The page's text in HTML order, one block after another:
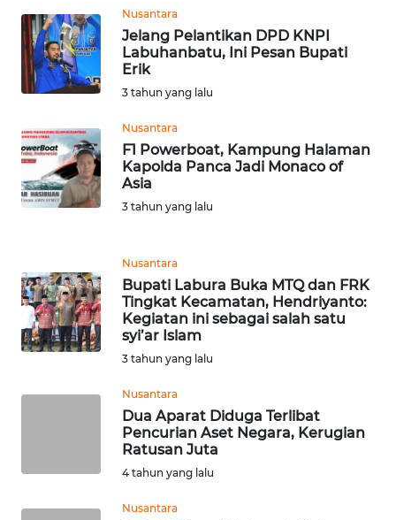
Nusantara
Jelang Pelantikan DPD KNPI
Labuhanbatu, Ini Pesan Bupati
Erik
3 tahun yang lalu
Nusantara
F1 Powerboat, Kampung Halaman
Kapolda Panca Jadi Monaco of
Asia
3 tahun yang lalu
Nusantara
Bupati Labura Buka MTQ dan FRK
Tingkat Kecamatan, Hendriyanto:
Kegiatan ini sebagai salah satu
syi’ar Islam
3 tahun yang lalu
Nusantara
Dua Aparat Diduga Terlibat
Pencurian Aset Negara, Kerugian
Ratusan Juta
4 tahun yang lalu
Nusantara
WN
KALTIM
WN
WN
GORONTALO
WN
MALUKU
DANAU